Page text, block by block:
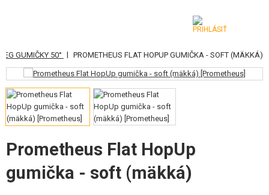
KATEGÓRIE
AIRSOFTOVÉ ZBRANE
VZDUCHOVÉ ZBRANE, PRAKY
GRANÁTOMETY, GRANÁTY
GULIČKY, PLYN
GUMIČKY 50° | PROMETHEUS FLAT HOPUP GUMIČKA - SOFT (MÄKKÁ)
Prometheus Flat HopUp
gumička - soft (mäkká)